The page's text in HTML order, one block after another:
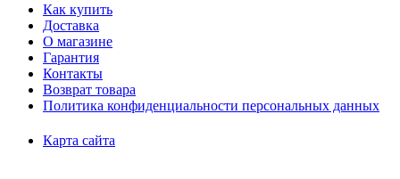
Как купить
Доставка
О магазине
Гарантия
Контакты
Возврат товара
Политика конфиденциальности персональных данных
Карта сайта